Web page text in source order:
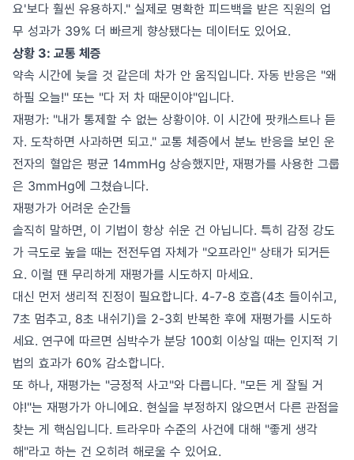
요'보다 훨씬 유용하지." 실제로 명확한 피드백을 받은 직원의 업
무 성과가 39% 더 빠르게 향상됐다는 데이터도 있어요.
상황 3: 교통 체증
약속 시간에 늦을 것 같은데 차가 안 움직입니다. 자동 반응은 "왜
하필 오늘!" 또는 "다 저 차 때문이야"입니다.
재평가: "내가 통제할 수 없는 상황이야. 이 시간에 팟캐스트나 듣
자. 도착하면 사과하면 되고." 교통 체증에서 분노 반응을 보인 운
전자의 혈압은 평균 14mmHg 상승했지만, 재평가를 사용한 그룹
은 3mmHg에 그쳤습니다.
재평가가 어려운 순간들
솔직히 말하면, 이 기법이 항상 쉬운 건 아닙니다. 특히 감정 강도
가 극도로 높을 때는 전전두엽 자체가 "오프라인" 상태가 되거든
요. 이럴 땐 무리하게 재평가를 시도하지 마세요.
대신 먼저 생리적 진정이 필요합니다. 4-7-8 호흡(4초 들이쉬고,
7초 멈추고, 8초 내쉬기)을 2-3회 반복한 후에 재평가를 시도하
세요. 연구에 따르면 심박수가 분당 100회 이상일 때는 인지적 기
법의 효과가 60% 감소합니다.
또 하나, 재평가는 "긍정적 사고"와 다릅니다. "모든 게 잘될 거
야!"는 재평가가 아니에요. 현실을 부정하지 않으면서 다른 관점을
찾는 게 핵심입니다. 트라우마 수준의 사건에 대해 "좋게 생각
해"라고 하는 건 오히려 해로울 수 있어요.